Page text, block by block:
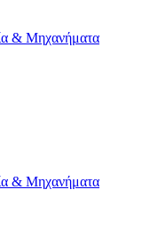
& Μηχανήματα
& Μηχανήματα